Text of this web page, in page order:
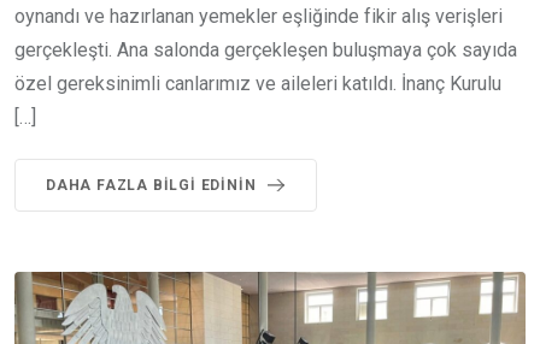
oynandı ve hazırlanan yemekler eşliğinde fikir alış verişleri
gerçekleşti. Ana salonda gerçekleşen buluşmaya çok sayıda
özel gereksinimli canlarımız ve aileleri katıldı. İnanç Kurulu
[…]
DAHA FAZLA BILGI EDININ